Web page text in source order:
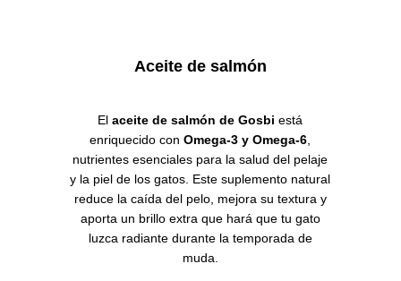
Aceite de salmón
Elaceite de salmón de Gosbi está
enriquecido conOmega-3 y Omega-6,
nutrientes esenciales para la salud del pelaje
y la piel de los gatos. Este suplemento natural
reduce la caída del pelo, mejora su textura y
aporta un brillo extra que hará que tu gato
luzca radiante durante la temporada de
muda.